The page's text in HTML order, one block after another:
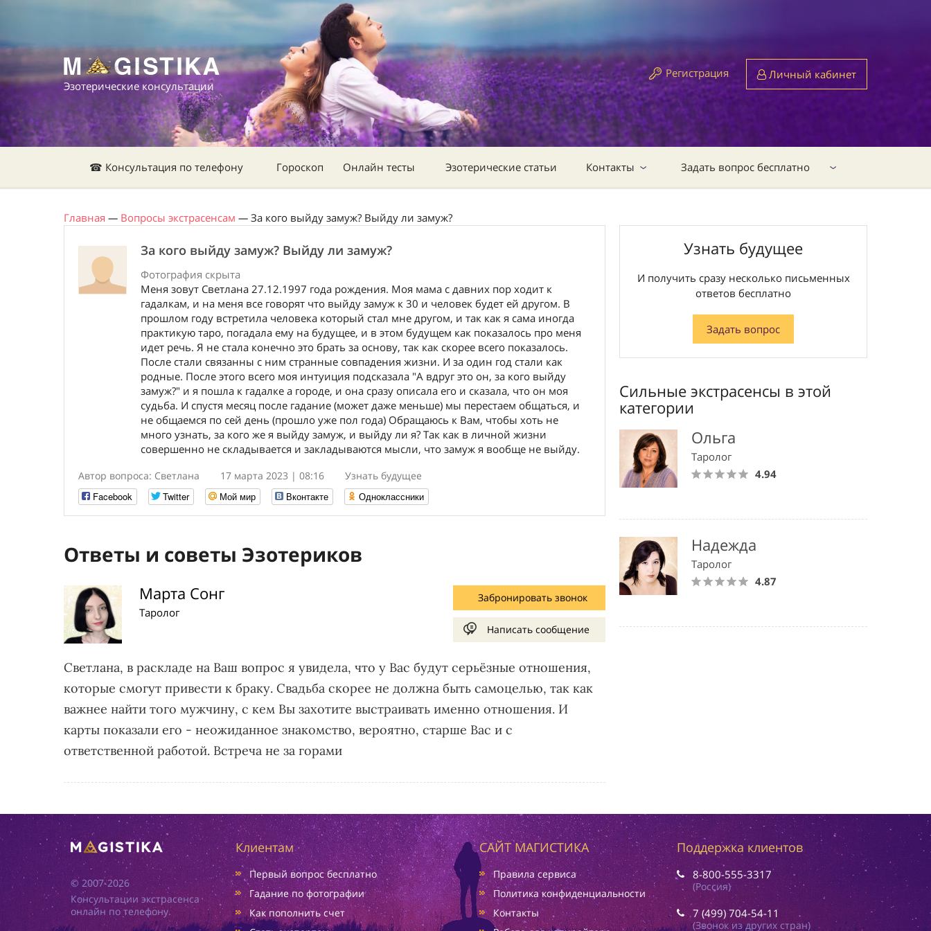
Эзотерические консультации
Регистрация Личный кабинет
☎ Консультация по телефону Гороскоп Онлайн тесты Эзотерические статьи Контакты Задать вопрос бесплатно
Главная — Вопросы экстрасенсам — За кого выйду замуж? Выйду ли замуж?
За кого выйду замуж? Выйду ли замуж?
Фотография скрыта
Меня зовут Светлана 27.12.1997 года рождения. Моя мама с давних пор ходит к
гадалкам, и на меня все говорят что выйду замуж к 30 и человек будет ей другом. В
прошлом году встретила человека который стал мне другом, и так как я сама иногда
практикую таро, погадала ему на будущее, и в этом будущем как показалось про меня
идет речь. Я не стала конечно это брать за основу, так как скорее всего показалось.
После стали связанны с ним странные совпадения жизни. И за один год стали как
родные. После этого всего моя интуиция подсказала "А вдруг это он, за кого выйду
замуж?" и я пошла к гадалке а городе, и она сразу описала его и сказала, что он моя
судьба. И спустя месяц после гадание (может даже меньше) мы перестаем общаться, и
не общаемся по сей день (прошло уже пол года) Обращаюсь к Вам, чтобы хоть не
много узнать, за кого же я выйду замуж, и выйду ли я? Так как в личной жизни
совершенно не складывается и закладываются мысли, что замуж я вообще не выйду.
Автор вопроса: Светлана 17 марта 2023 | 08:16
Узнать будущее
Facebook
Twitter Мой мир Вконтакте Одноклассники
Ответы и советы Эзотериков
Марта Сонг
Таролог
Забронировать звонок
Написать сообщение
Светлана, в раскладе на Ваш вопрос я увидела, что у Вас будут серьёзные отношения,
которые смогут привести к браку. Свадьба скорее не должна быть самоцелью, так как
важнее найти того мужчину, с кем Вы захотите выстраивать именно отношения. И
карты показали его - неожиданное знакомство, вероятно, старше Вас и с
ответственной работой. Встреча не за горами
Узнать будущее
И получить сразу несколько письменных
ответов бесплатно
Задать вопрос
Сильные экстрасенсы в этой
категории
Ольга
Таролог
4.94
Надежда
Таролог
4.87
© 2007-2026
Консультации экстрасенса
онлайн по телефону.
Клиентам
Первый вопрос бесплатно
Гадание по фотографии
Как пополнить счет
САЙТ МАГИСТИКА
Правила сервиса
Политика конфиденциальности
Контакты
Поддержка клиентов
8-800-555-3317
(Россия)
7 (499) 704-54-11
(Звонок из других стран)